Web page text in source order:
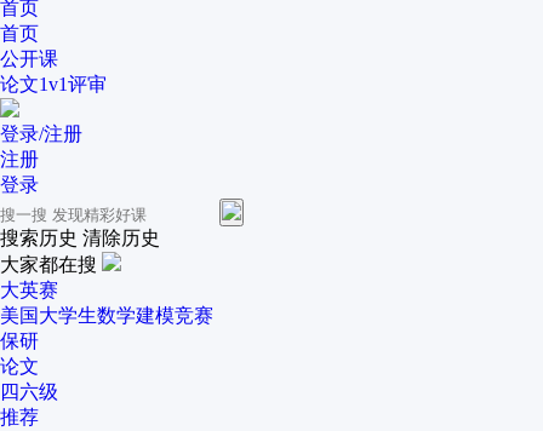
首页
首页
公开课
论文1v1评审
登录/注册
注册
登录
搜索历史 清除历史
大家都在搜
大英赛
美国大学生数学建模竞赛
保研
论文
四六级
推荐